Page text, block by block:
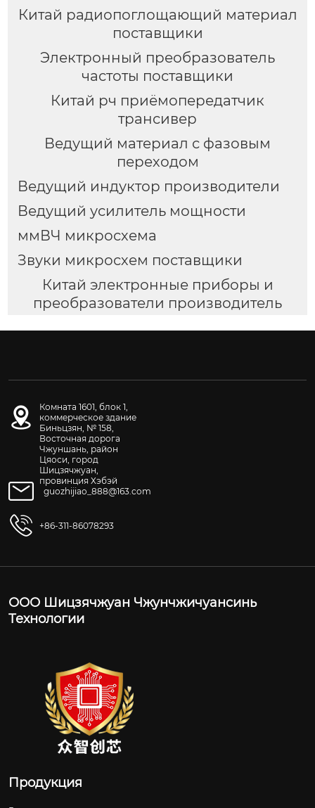
Китай радиопоглощающий материал
поставщики
Электронный преобразователь
частоты поставщики
Китай рч приёмопередатчик
трансивер
Ведущий материал с фазовым
переходом
Ведущий индуктор производители
Ведущий усилитель мощности
ммВЧ микросхема
Звуки микросхем поставщики
Китай электронные приборы и
преобразователи производитель
Комната 1601, блок 1,
коммерческое здание
Биньцзян, № 158,
Восточная дорога
Чжуншань, район
Цяоси, город
Шицзячжуан,
провинция Хэбэй
guozhijiao_888@163.com
+86-311-86078293
ООО Шицзячжуан Чжунчжичуансинь
Технологии
Продукция